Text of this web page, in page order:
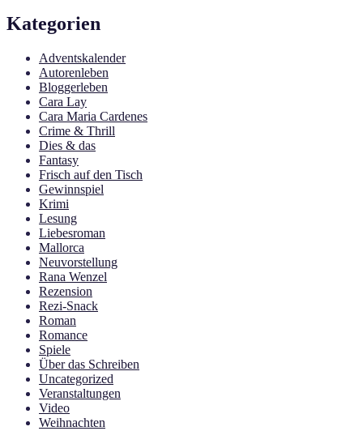
Kategorien
Adventskalender
Autorenleben
Bloggerleben
Cara Lay
Cara Maria Cardenes
Crime & Thrill
Dies & das
Fantasy
Frisch auf den Tisch
Gewinnspiel
Krimi
Lesung
Liebesroman
Mallorca
Neuvorstellung
Rana Wenzel
Rezension
Rezi-Snack
Roman
Romance
Spiele
Über das Schreiben
Uncategorized
Veranstaltungen
Video
Weihnachten